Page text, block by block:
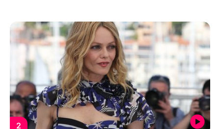
2